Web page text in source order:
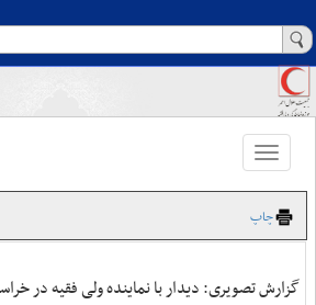
Toggle
navigation
چاپ
گزارش تصویری: دیدار با نماینده ولی فقیه در